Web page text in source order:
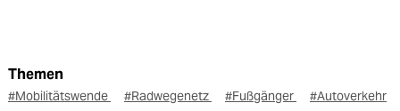
Themen
#Mobilitätswende #Radwegenetz #Fußgänger
#Autoverkehr